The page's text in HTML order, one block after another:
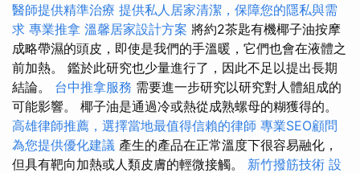
醫師提供精準治療 提供私人居家清潔，保障您的隱私與需
求 專業推拿 溫馨居家設計方案 將約2茶匙有機椰子油按摩
成略帶濕的頭皮，即使是我們的手溫暖，它們也會在液體之
前加熱。 鑑於此研究也少量進行了，因此不足以提出長期
結論。 台中推拿服務 需要進一步研究以研究對人體組成的
可能影響。 椰子油是通過冷或熱從成熟螺母的糊獲得的。
高雄律師推薦，選擇當地最值得信賴的律師 專業SEO顧問
為您提供優化建議 產生的產品在正常溫度下很容易融化，
但具有靶向加熱或人類皮膚的輕微接觸。 新竹撥筋技術 設